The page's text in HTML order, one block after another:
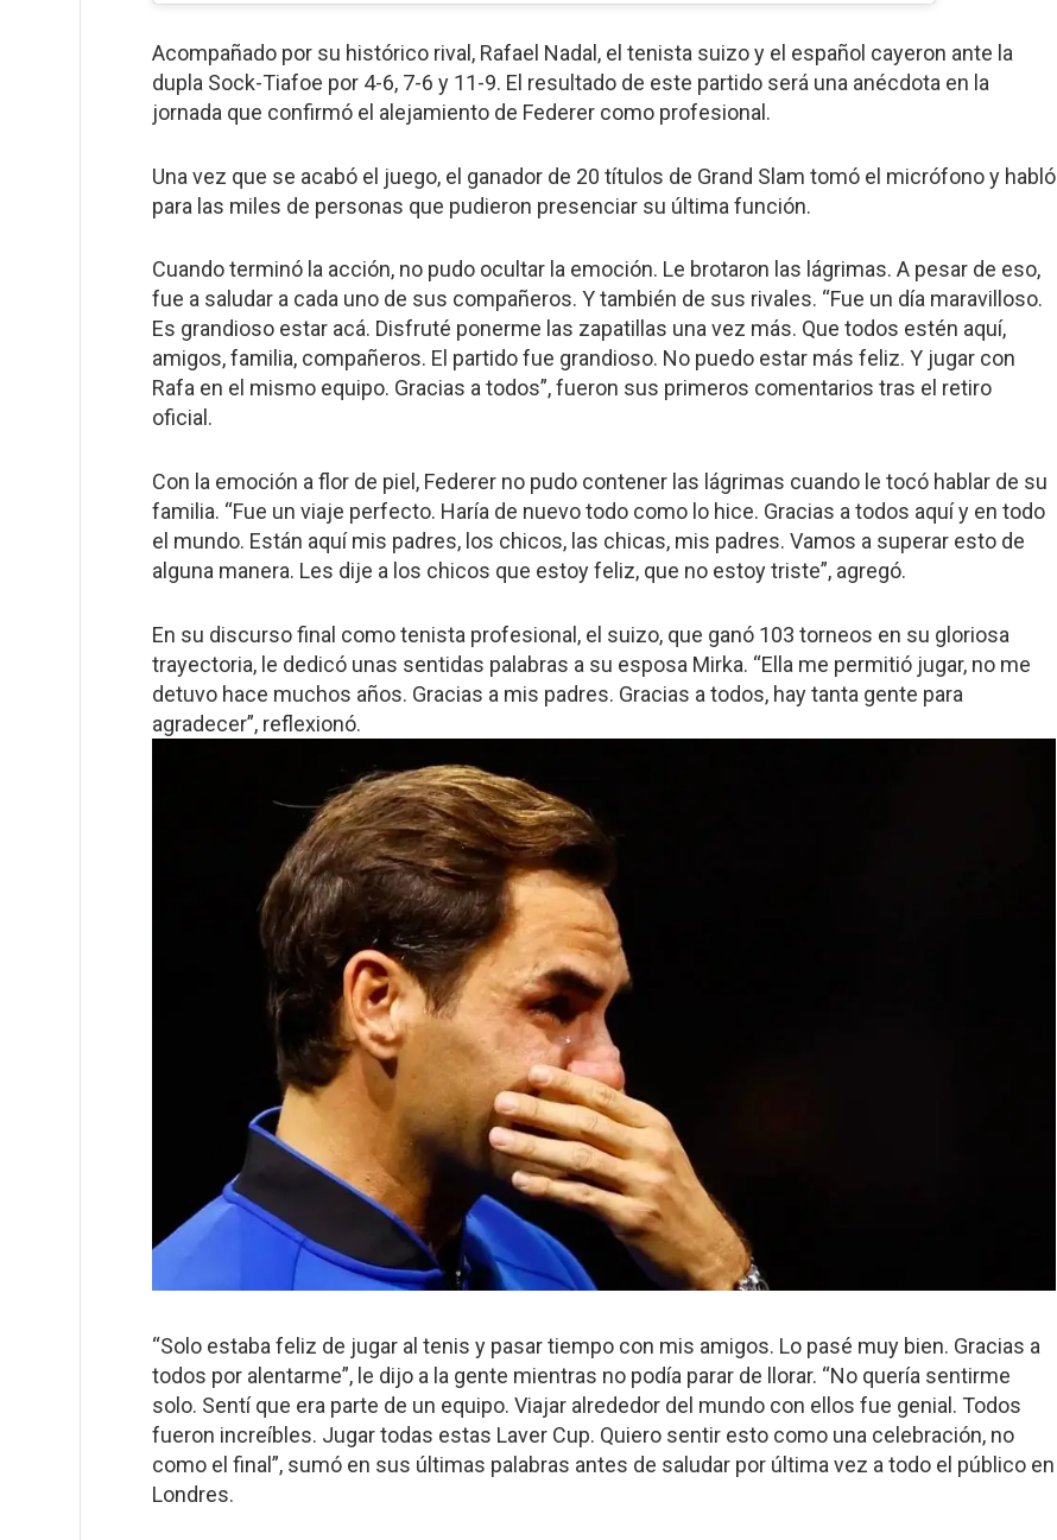
Acompañado por su histórico rival, Rafael Nadal, el tenista suizo y el español cayeron ante la
dupla Sock-Tiafoe por 4-6, 7-6 y 11-9. El resultado de este partido será una anécdota en la
jornada que confirmó el alejamiento de Federer como profesional.
Una vez que se acabó el juego, el ganador de 20 títulos de Grand Slam tomó el micrófono y habló
para las miles de personas que pudieron presenciar su última función.
Cuando terminó la acción, no pudo ocultar la emoción. Le brotaron las lágrimas. A pesar de eso,
fue a saludar a cada uno de sus compañeros. Y también de sus rivales. “Fue un día maravilloso.
Es grandioso estar acá. Disfruté ponerme las zapatillas una vez más. Que todos estén aquí,
amigos, familia, compañeros. El partido fue grandioso. No puedo estar más feliz. Y jugar con
Rafa en el mismo equipo. Gracias a todos”, fueron sus primeros comentarios tras el retiro
oficial.
Con la emoción a flor de piel, Federer no pudo contener las lágrimas cuando le tocó hablar de su
familia. “Fue un viaje perfecto. Haría de nuevo todo como lo hice. Gracias a todos aquí y en todo
el mundo. Están aquí mis padres, los chicos, las chicas, mis padres. Vamos a superar esto de
alguna manera. Les dije a los chicos que estoy feliz, que no estoy triste”, agregó.
En su discurso final como tenista profesional, el suizo, que ganó 103 torneos en su gloriosa
trayectoria, le dedicó unas sentidas palabras a su esposa Mirka. “Ella me permitió jugar, no me
detuvo hace muchos años. Gracias a mis padres. Gracias a todos, hay tanta gente para
agradecer”, reflexionó.
“Solo estaba feliz de jugar al tenis y pasar tiempo con mis amigos. Lo pasé muy bien. Gracias a
todos por alentarme”, le dijo a la gente mientras no podía parar de llorar. “No quería sentirme
solo. Sentí que era parte de un equipo. Viajar alrededor del mundo con ellos fue genial. Todos
fueron increíbles. Jugar todas estas Laver Cup. Quiero sentir esto como una celebración, no
como el final”, sumó en sus últimas palabras antes de saludar por última vez a todo el público en
Londres.